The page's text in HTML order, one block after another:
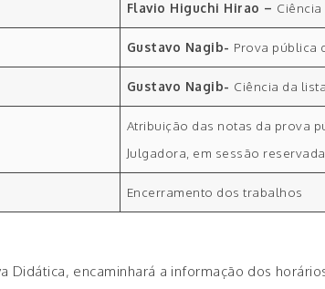
Flavio Higuchi Hirao –
Gustavo Nagib- Prova pública
Gustavo Nagib- Ciência da
Atribuição das notas da prova
Julgadora, em sessão
Encerramento dos trabalhos
encaminhará a informação dos